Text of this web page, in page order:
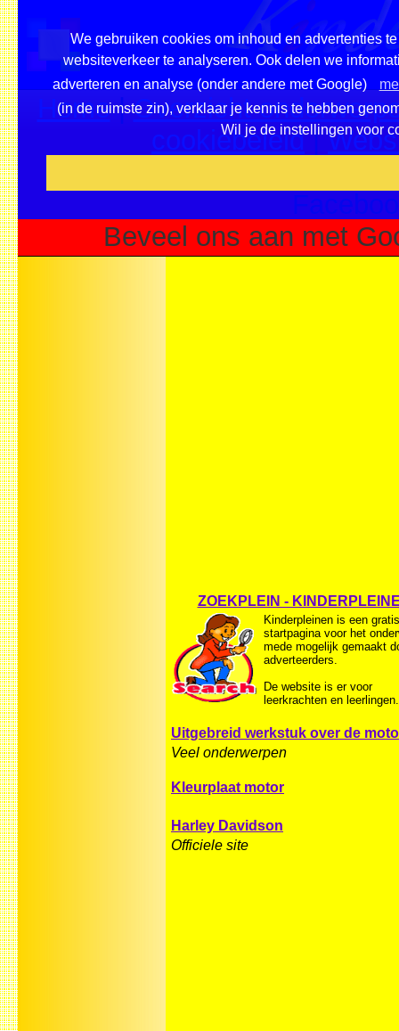
We gebruiken cookies om inhoud en advertenties
websiteverkeer te analyseren. Ook delen we
adverteren en analyse (onder andere met Google)
(in de ruimste zin), verklaar je kennis te hebben
Wil je de instellingen voor
Home|Overzicht
cookiebeleid|
Beveel ons aan met
ZOEKPLEIN -
Kinderpleinen is een gratis
startpagina voor het
mede mogelijk gemaakt
adverteerders.
De website is er voor
leerkrachten en leerlingen.
Uitgebreid werkstuk over de
Veel onderwerpen
Kleurplaat motor
Harley Davidson
Officiele site